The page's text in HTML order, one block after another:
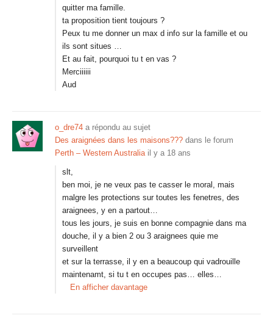
quitter ma famille.
ta proposition tient toujours ?
Peux tu me donner un max d info sur la famille et ou
ils sont situes …
Et au fait, pourquoi tu t en vas ?
Merciiiiii
Aud
o_dre74 a répondu au sujet
Des araignées dans les maisons??? dans le forum
Perth – Western Australia il y a 18 ans
slt,
ben moi, je ne veux pas te casser le moral, mais
malgre les protections sur toutes les fenetres, des
araignees, y en a partout…
tous les jours, je suis en bonne compagnie dans ma
douche, il y a bien 2 ou 3 araignees quie me
surveillent
et sur la terrasse, il y en a beaucoup qui vadrouille
maintenamt, si tu t en occupes pas… elles…
En afficher davantage